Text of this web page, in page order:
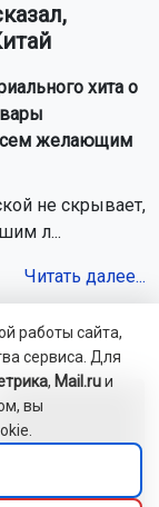
хита о
желающим
не скрывает,
л...
Читать далее...
работы сайта,
сервиса. Для
, Mail.ruи
вы